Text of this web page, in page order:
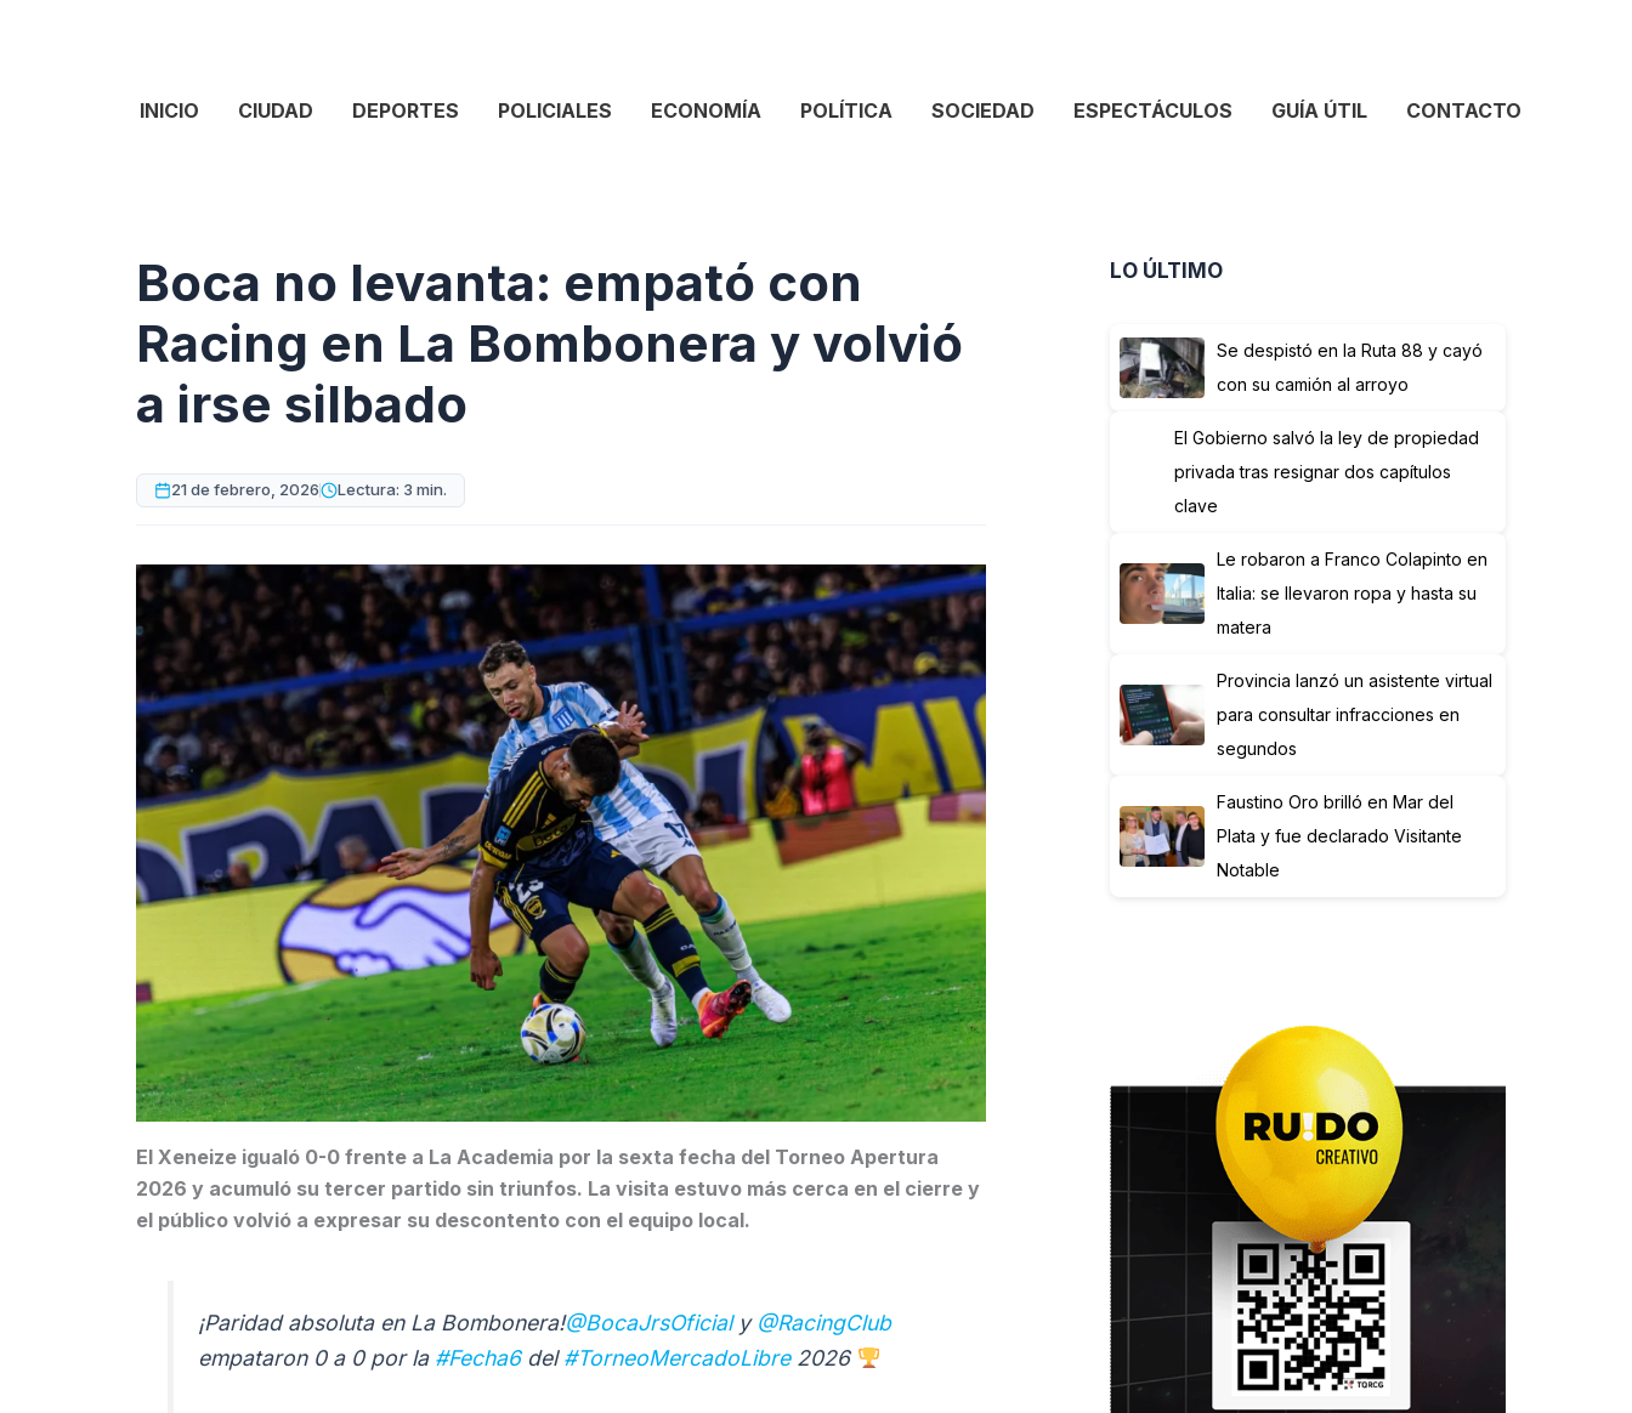
INICIO CIUDAD DEPORTES POLICIALES ECONOMÍA POLÍTICA SOCIEDAD ESPECTÁCULOS GUÍA ÚTIL CONTACTO
Boca no levanta: empató con
Racing en La Bombonera y volvió
a irse silbado
21 de febrero, 2026 Lectura: 3 min.
El Xeneize igualó 0-0 frente a La Academia por la sexta fecha del Torneo Apertura
2026 y acumuló su tercer partido sin triunfos. La visita estuvo más cerca en el cierre y
el público volvió a expresar su descontento con el equipo local.
¡Paridad absoluta en La Bombonera!@BocaJrsOficialy @RacingClub
empataron 0 a 0 por la #Fecha6del#TorneoMercadoLibre2026
LO ÚLTIMO
Se despistó en la Ruta 88 y cayó
con su camión al arroyo
El Gobierno salvó la ley de propiedad
privada tras resignar dos capítulos
clave
Le robaron a Franco Colapinto en
Italia: se llevaron ropa y hasta su
matera
Provincia lanzó un asistente virtual
para consultar infracciones en
segundos
Faustino Oro brilló en Mar del
Plata y fue declarado Visitante
Notable